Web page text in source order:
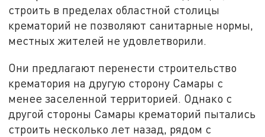
строить в пределах областной столицы
крематорий не позволяют санитарные нормы,
местных жителей не удовлетворили.
Они предлагают перенести строительство
крематория на другую сторону Самары с
менее заселенной территорией. Однако с
другой стороны Самары крематорий пытались
строить несколько лет назад, рядом с